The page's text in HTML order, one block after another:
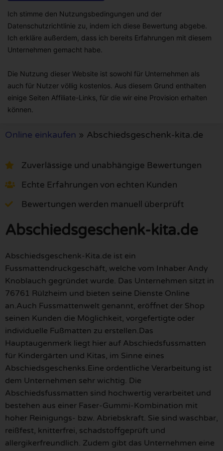
Ich stimme den Nutzungsbedingungen und der
Datenschutzrichtlinie zu, indem ich diese Bewertung abgebe.
Ich erkläre außerdem, dass ich bereits Erfahrungen mit diesem
Unternehmen gemacht habe.
Die Nutzung dieser Website ist sowohl für Unternehmen als
auch für Nutzer völlig kostenlos. Aus diesem Grund enthalten
einige Seiten Affiliate-Links, für die wir eine Provision erhalten
können.
Online einkaufen » Abschiedsgeschenk-kita.de
Zuverlässige und unabhängige Bewertungen
Echte Erfahrungen von echten Kunden
Bewertungen werden manuell überprüft
Abschiedsgeschenk-kita.de
Abschiedsgeschenk-Kita.de ist ein
Fussmattendruckgeschäft, welche vom Inhaber Andy
Knoblauch gegründet wurde. Das Unternehmen sitzt in
76761 Rülzheim und bieten seine Dienste Online
an.Auch Fussmattenwelt genannt, eröffnet der Shop
seinen Kunden die Möglichkeit, vorgefertigte oder
individuelle Fußmatten zu erstellen.Das
Hauptaugenmerk liegt hier auf Abschiedsfussmatten
für Kindergärten und Kitas, im Sinne eines
Abschiedsgeschenks.Eine ordentliche Verarbeitung ist
dem Unternehmen sehr wichtig. Die
Abschiedsfussmatten sind hochwertig verarbeitet und
bestehen aus einer Faser-Gummi-Kombination mit
hoher Reinigungs- bzw. Abriebskraft. Sie sind waschbar,
reißfest, knitterfrei, schadstoffgeprüft und
allergikerfreundlich. Zudem gibt das Unternehmen eine